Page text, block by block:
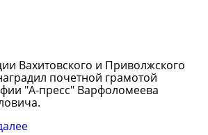
Вахитовского и Приволжского
почетной грамотой
"А-пресс" Варфоломеева